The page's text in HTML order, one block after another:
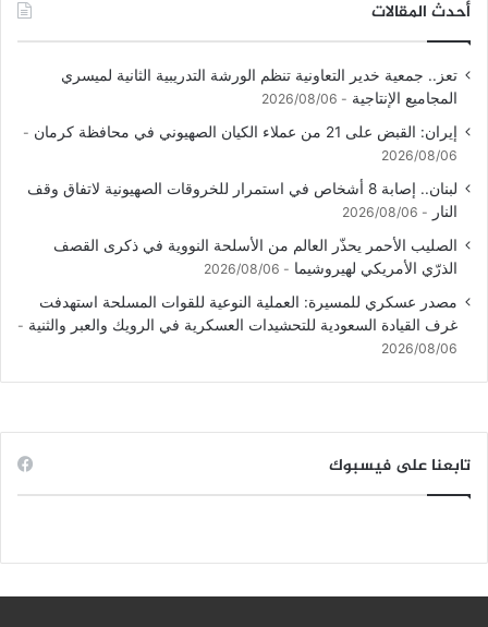
أحدث المقالات
تعز.. جمعية خدير التعاونية تنظم الورشة التدريبية الثانية لميسري
المجاميع الإنتاجية
2026/08/06
إيران: القبض على 21 من عملاء الكيان الصهيوني في محافظة كرمان
2026/08/06
لبنان.. إصابة 8 أشخاص في استمرار للخروقات الصهيونية لاتفاق وقف
النار
2026/08/06
الصليب الأحمر يحذّر العالم من الأسلحة النووية في ذكرى القصف
الذرّي الأمريكي لهيروشيما
2026/08/06
مصدر عسكري للمسيرة: العملية النوعية للقوات المسلحة استهدفت
غرف القيادة السعودية للتحشيدات العسكرية في الرويك والعبر والثنية
2026/08/06
تابعنا على فيسبوك